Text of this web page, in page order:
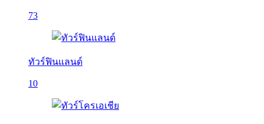
73
ทัวร์ฟินแลนด์
10